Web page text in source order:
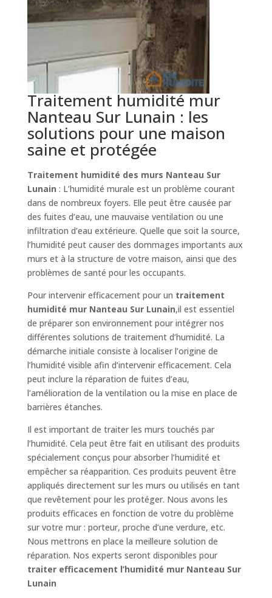
Traitement humidité mur
Nanteau Sur Lunain : les
solutions pour une maison
saine et protégée
Traitement humidité des murs Nanteau Sur
Lunain : L’humidité murale est un problème courant
dans de nombreux foyers. Elle peut être causée par
des fuites d’eau, une mauvaise ventilation ou une
infiltration d’eau extérieure. Quelle que soit la source,
l’humidité peut causer des dommages importants aux
murs et à la structure de votre maison, ainsi que des
problèmes de santé pour les occupants.
Pour intervenir efficacement pour un traitement
humidité mur Nanteau Sur Lunain,il est essentiel
de préparer son environnement pour intégrer nos
différentes solutions de traitement d’humidité. La
démarche initiale consiste à localiser l’origine de
l’humidité visible afin d’intervenir efficacement. Cela
peut inclure la réparation de fuites d’eau,
l’amélioration de la ventilation ou la mise en place de
barrières étanches.
Il est important de traiter les murs touchés par
l’humidité. Cela peut être fait en utilisant des produits
spécialement conçus pour absorber l’humidité et
empêcher sa réapparition. Ces produits peuvent être
appliqués directement sur les murs ou utilisés en tant
que revêtement pour les protéger. Nous avons les
produits efficaces en fonction de votre du problème
sur votre mur : porteur, proche d’une verdure, etc.
Nous mettrons en place la meilleure solution de
réparation. Nos experts seront disponibles pour
traiter efficacement l’humidité mur Nanteau Sur
Lunain